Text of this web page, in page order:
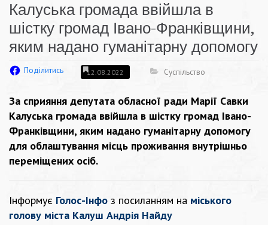
Калуська громада ввійшла в
шістку громад Івано-Франківщини,
яким надано гуманітарну допомогу
Поділитись 12.08.2022 Суспільство
За сприяння депутата обласної ради Марії Савки
Калуська громада ввійшла в шістку громад Івано-
Франківщини, яким надано гуманітарну допомогу
для облаштування місць проживання внутрішньо
переміщених осіб.
Інформує Голос-Інфо з посиланням на міського
голову міста Калуш Андрія Найду